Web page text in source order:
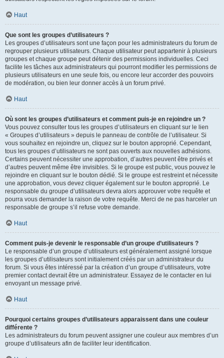
Haut
Que sont les groupes d’utilisateurs ?
Les groupes d’utilisateurs sont une façon pour les administrateurs du forum de
regrouper plusieurs utilisateurs. Chaque utilisateur peut appartenir à plusieurs
groupes et chaque groupe peut détenir des permissions individuelles. Ceci
facilite les tâches aux administrateurs qui pourront modifier les permissions de
plusieurs utilisateurs en une seule fois, ou encore leur accorder des pouvoirs
de modération, ou bien leur donner accès à un forum privé.
Haut
Où sont les groupes d’utilisateurs et comment puis-je en rejoindre un ?
Vous pouvez consulter tous les groupes d’utilisateurs en cliquant sur le lien
« Groupes d’utilisateurs » depuis le panneau de contrôle de l’utilisateur. Si
vous souhaitez en rejoindre un, cliquez sur le bouton approprié. Cependant,
tous les groupes d’utilisateurs ne sont pas ouverts aux nouvelles adhésions.
Certains peuvent nécessiter une approbation, d’autres peuvent être privés et
d’autres peuvent même être invisibles. Si le groupe est public, vous pouvez le
rejoindre en cliquant sur le bouton dédié. Si le groupe est restreint et nécessite
une approbation, vous devez cliquer également sur le bouton approprié. Le
responsable du groupe d’utilisateurs devra alors approuver votre requête et
pourra vous demander la raison de votre requête. Merci de ne pas harceler un
responsable de groupe s’il refuse votre demande.
Haut
Comment puis-je devenir le responsable d’un groupe d’utilisateurs ?
Le responsable d’un groupe d’utilisateurs est généralement assigné lorsque
les groupes d’utilisateurs sont initialement créés par un administrateur du
forum. Si vous êtes intéressé par la création d’un groupe d’utilisateurs, votre
premier contact devrait être un administrateur. Essayez de le contacter en lui
envoyant un message privé.
Haut
Pourquoi certains groupes d’utilisateurs apparaissent dans une couleur
différente ?
Les administrateurs du forum peuvent assigner une couleur aux membres d’un
groupe d’utilisateurs afin de faciliter leur identification.